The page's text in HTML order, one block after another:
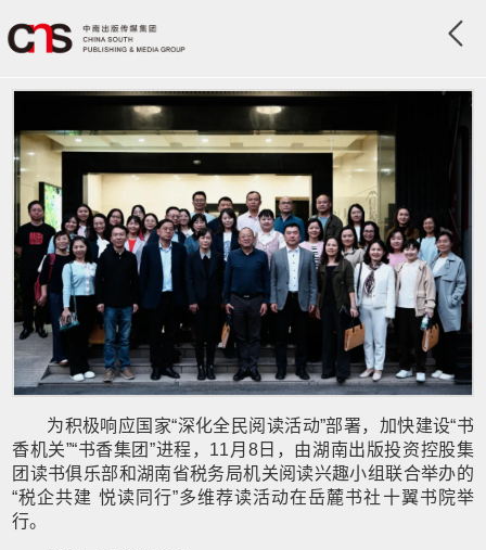
为积极响应国家“深化全民阅读活动”部署，加快建设“书
香机关”“书香集团”进程，11月8日，由湖南出版投资控股集
团读书俱乐部和湖南省税务局机关阅读兴趣小组联合举办的
“税企共建 悦读同行”多维荐读活动在岳麓书社十翼书院举
行。